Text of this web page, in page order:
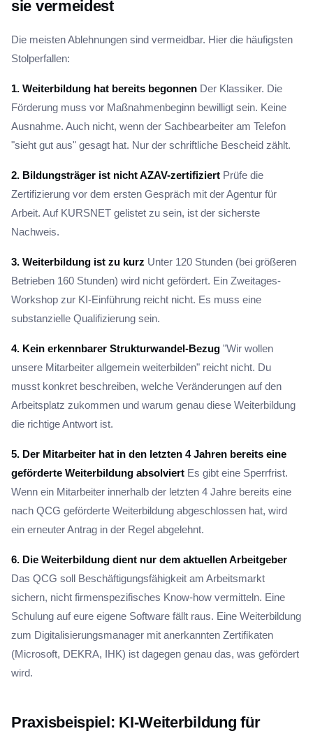
sie vermeidest
Die meisten Ablehnungen sind vermeidbar. Hier die häufigsten
Stolperfallen:
1. Weiterbildung hat bereits begonnen Der Klassiker. Die
Förderung muss vor Maßnahmenbeginn bewilligt sein. Keine
Ausnahme. Auch nicht, wenn der Sachbearbeiter am Telefon
"sieht gut aus" gesagt hat. Nur der schriftliche Bescheid zählt.
2. Bildungsträger ist nicht AZAV-zertifiziert Prüfe die
Zertifizierung vor dem ersten Gespräch mit der Agentur für
Arbeit. Auf KURSNET gelistet zu sein, ist der sicherste
Nachweis.
3. Weiterbildung ist zu kurz Unter 120 Stunden (bei größeren
Betrieben 160 Stunden) wird nicht gefördert. Ein Zweitages-
Workshop zur KI-Einführung reicht nicht. Es muss eine
substanzielle Qualifizierung sein.
4. Kein erkennbarer Strukturwandel-Bezug "Wir wollen
unsere Mitarbeiter allgemein weiterbilden" reicht nicht. Du
musst konkret beschreiben, welche Veränderungen auf den
Arbeitsplatz zukommen und warum genau diese Weiterbildung
die richtige Antwort ist.
5. Der Mitarbeiter hat in den letzten 4 Jahren bereits eine
geförderte Weiterbildung absolviert Es gibt eine Sperrfrist.
Wenn ein Mitarbeiter innerhalb der letzten 4 Jahre bereits eine
nach QCG geförderte Weiterbildung abgeschlossen hat, wird
ein erneuter Antrag in der Regel abgelehnt.
6. Die Weiterbildung dient nur dem aktuellen Arbeitgeber
Das QCG soll Beschäftigungsfähigkeit am Arbeitsmarkt
sichern, nicht firmenspezifisches Know-how vermitteln. Eine
Schulung auf eure eigene Software fällt raus. Eine Weiterbildung
zum Digitalisierungsmanager mit anerkannten Zertifikaten
(Microsoft, DEKRA, IHK) ist dagegen genau das, was gefördert
wird.
Praxisbeispiel: KI-Weiterbildung für